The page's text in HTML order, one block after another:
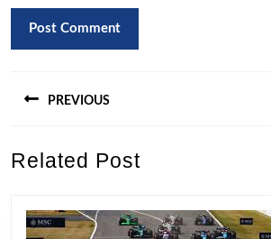
PREVIOUS
post:
Related Post